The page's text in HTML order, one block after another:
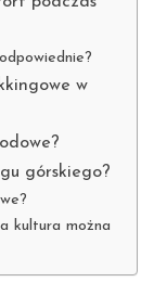
w
górskiego?
kultura można